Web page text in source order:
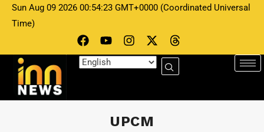
Sun Aug 09 2026 00:54:23 GMT+0000 (Coordinated Universal
Time)
UPCM